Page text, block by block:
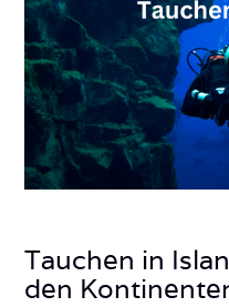
Tauchen in
den